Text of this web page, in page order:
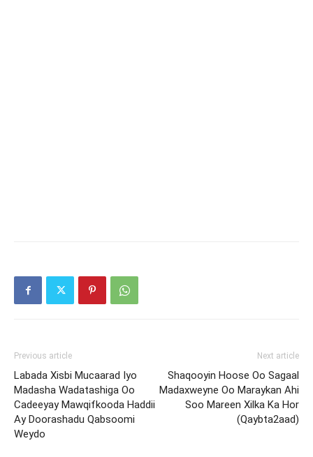
Previous article
Labada Xisbi Mucaarad Iyo
Madasha Wadatashiga Oo
Cadeeyay Mawqifkooda Haddii
Ay Doorashadu Qabsoomi
Weydo
Next article
Shaqooyin Hoose Oo Sagaal
Madaxweyne Oo Maraykan Ahi
Soo Mareen Xilka Ka Hor
(Qaybta2aad)